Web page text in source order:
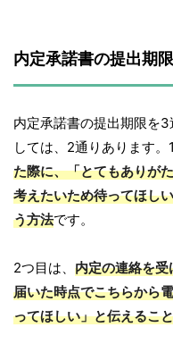
内定承諾書の提出期
内定承諾書の提出期限を
しては、2通りあります。1
た際に、「とてもありが
考えたいため待ってほし
う方法です。
2つ目は、 内定の連絡を
届いた時点でこちらから
ってほしい」と伝えるこ